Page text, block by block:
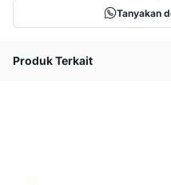
Tanyakan
Produk Terkait